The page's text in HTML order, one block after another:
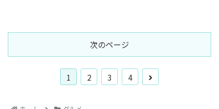
次のページ
1 2 3 4